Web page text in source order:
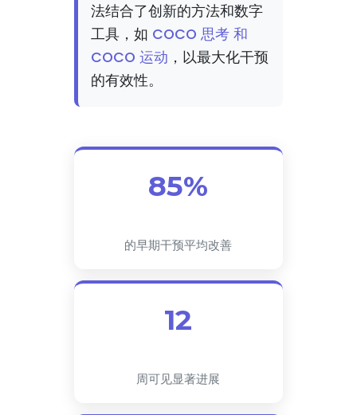
法结合了创新的方法和数字
工具，如 COCO 思考 和
COCO 运动 ，以最大化干预
的有效性。
85%
的早期干预平均改善
12
周可见显著进展